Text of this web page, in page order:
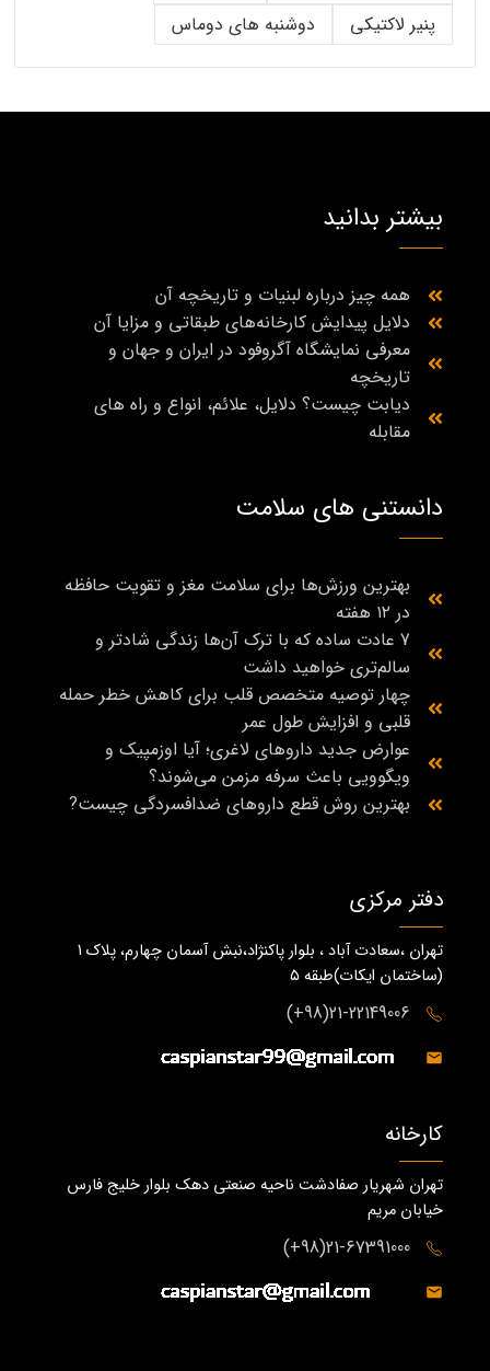
پنیر لاکتیکی
دوشنبه های دوماس
بیشتر بدانید
همه چیز درباره لبنیات و تاریخچه آن
دلایل پیدایش کارخانه‌های طبقاتی و مزایا آن
معرفی نمایشگاه آگروفود در ایران و جهان و
تاریخچه
دیابت چیست؟ دلایل، علائم، انواع و راه‌ های
مقابله
دانستنی های سلامت
بهترین ورزش‌ها برای سلامت مغز و تقویت حافظه
در ۱۲ هفته
7 عادت ساده که با ترک آن‌ها زندگی شادتر و
سالم‌تری خواهید داشت
چهار توصیه متخصص قلب برای کاهش خطر حمله
قلبی و افزایش طول عمر
عوارض جدید داروهای لاغری؛ آیا اوزمپیک و
ویگوویی باعث سرفه مزمن می‌شوند؟
بهترین روش قطع داروهای ضدافسردگی چیست?
دفتر مرکزی
تهران ،سعادت آباد ، بلوار پاکنژاد،نبش آسمان چهارم، پلاک 1
(ساختمان ايكات)طبقه ٥
21-22149006(98+)
کارخانه
تهران شهریار صفادشت ناحیه صنعتی دهک بلوار خلیج فارس
خیابان مریم
21-67391000(98+)